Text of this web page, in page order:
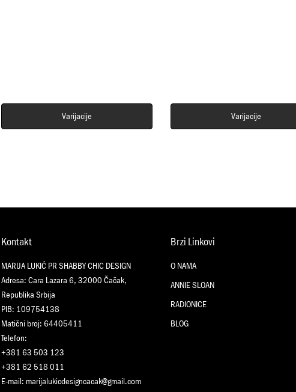
Varijacije Varijacije
Kontakt
MARIJA LUKIĆ PR SHABBY CHIC DESIGN
Adresa: Cara Lazara 6, 32000 Čačak,
Republika Srbija
PIB: 109754138
Matični broj: 64405411
Telefon:
+381 63 503 123
+381 62 518 011
E-mail: marijalukicdesigncacak@gmail.com
Brzi Linkovi
O NAMA
ANNIE SLOAN
RADIONICE
BLOG